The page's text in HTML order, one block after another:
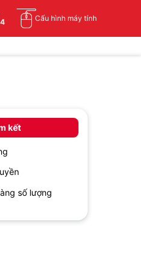
Cấu hình máy tính
kết
số lượng